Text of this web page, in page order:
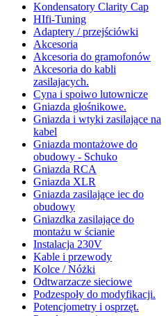
Kondensatory Clarity Cap
HIfi-Tuning
Adaptery / przejściówki
Akcesoria
Akcesoria do gramofonów
Akcesoria do kabli
zasilajacych.
Cyna i spoiwo lutownicze
Gniazda głośnikowe.
Gniazda i wtyki zasilające na
kabel
Gniazda montażowe do
obudowy - Schuko
Gniazda RCA
Gniazda XLR
Gniazda zasilające iec do
obudowy
Gniazdka zasilające do
montażu w ścianie
Instalacja 230V
Kable i przewody
Kolce / Nóżki
Odtwarzacze sieciowe
Podzespoły do modyfikacji.
Potencjometry i osprzęt.